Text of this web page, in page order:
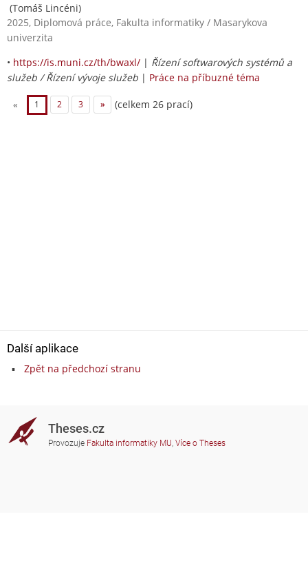
(Tomáš Lincéni)
2025, Diplomová práce, Fakulta informatiky / Masarykova
univerzita
• https://is.muni.cz/th/bwaxl/ | Řízení softwarových systémů a
služeb / Řízení vývoje služeb | Práce na příbuzné téma
« 1 2 3 » (celkem 26 prací)
Další aplikace
Zpět na předchozí stranu
Theses.cz
Provozuje Fakulta informatiky MU, Více o Theses